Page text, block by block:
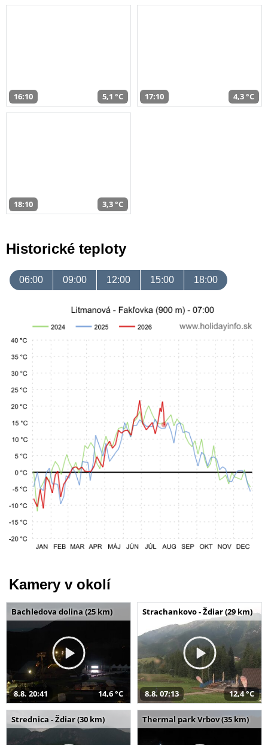
16:10 5,1 °C 17:10 4,3 °C
18:10 3,3 °C
Historické teploty
06:00 09:00 12:00 15:00 18:00
Kamery v okolí
Bachledova dolina (25 km)
8.8. 20:41 14,6 °C
Strachankovo - Ždiar (29 km)
8.8. 07:13 12,4 °C
Strednica - Ždiar (30 km) Thermal park Vrbov (35 km)